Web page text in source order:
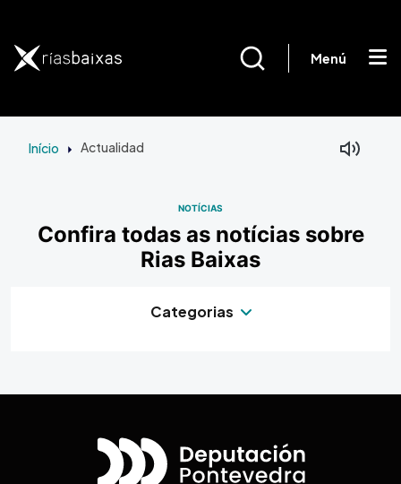
Menú
Início Actualidad
NOTÍCIAS
Confira todas as notícias sobre
Rias Baixas
Categorias